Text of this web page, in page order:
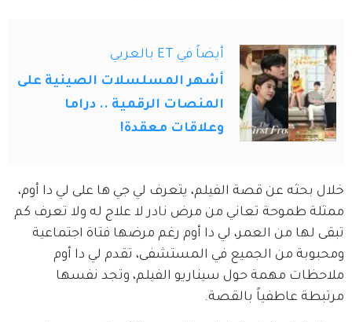
أيضاً في ET بالعربي
أشهر المسلسلات الصينية على
المنصات الرقمية .. دراما
وعلاقات معقدة!
خلال بحثه عن قصة الفيلم، يتعرف لي جي ها على لي دا أوم،
ممثلة طموحة تعاني من مرض نادر لا علاج له ولا تعرف كم
تبقى لها من العمر، لي دا أوم رغم مرضها فتاة اجتماعية
ومحبوبة من الجميع في المستشفى، تقدم لي دا أوم
ملاحظات مهمة حول سيناريو الفيلم، وتجد نفسها
مرتبطة عاطفياً بالقصة.